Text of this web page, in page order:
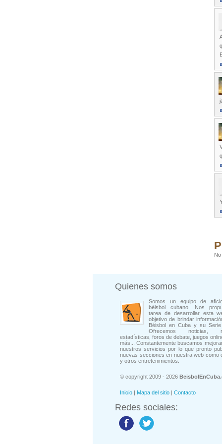
Quienes somos
Somos un equipo de
béisbol cubano. Nos
tarea de desarrollar esta
objetivo de brindar
Béisbol en Cuba y su Serie
Ofrecemos noticias,
estadísticas, foros de debate, juegos
más... Constantemente buscamos
nuestros servicios por lo que pronto
nuevas secciones en nuestra web como
y otros entretenimientos.
© copyright 2009 - 2026
Inicio | Mapa del sitio | Contacto
Redes sociales: